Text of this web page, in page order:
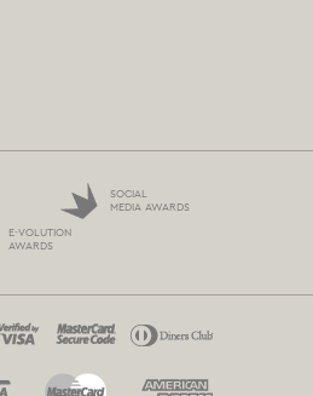
SOCIAL
MEDIA AWARDS
E-VOLUTION
AWARDS